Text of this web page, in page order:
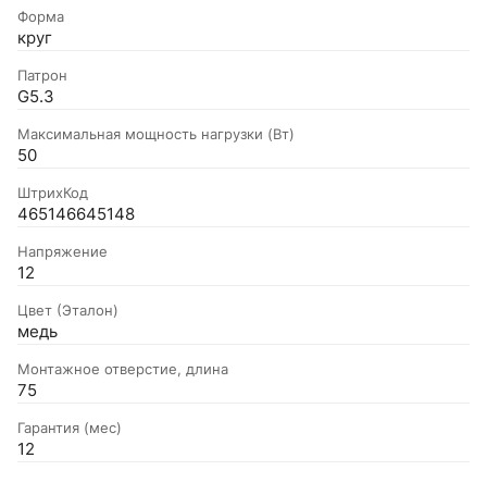
Форма
круг
Патрон
G5.3
Максимальная мощность нагрузки (Вт)
50
ШтрихКод
465146645148
Напряжение
12
Цвет (Эталон)
медь
Монтажное отверстие, длина
75
Гарантия (мес)
12